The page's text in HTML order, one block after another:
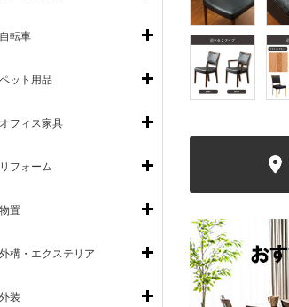
自転車
ペット用品
オフィス家具
リフォーム
物置
外構・エクステリア
外装